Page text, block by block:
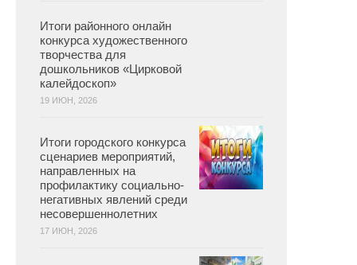
Итоги районного онлайн
конкурса художественного
творчества для
дошкольников «Цирковой
калейдоскоп»
19 ИЮН, 2026
Итоги городского конкурса
сценариев мероприятий,
направленных на
профилактику социально-
негативных явлений среди
несовершеннолетних
17 ИЮН, 2026